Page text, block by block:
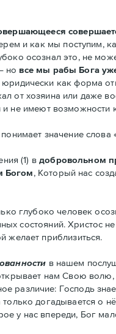
и как мы
осознал это, не
но все мы рабы Бога
юридически как форма
от хозяина или даже
и не имеют
значение слова
(1) вдобровольном
Богом, Который нас
глубоко человек
состояний. Христос
желает приблизиться.
в нашем
нам Свою волю,
различие: Господь
догадывается
у нас впереди, Бог